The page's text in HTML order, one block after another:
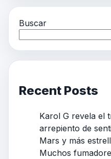
Buscar
Recent Posts
Karol G revela el
arrepiento de
Mars y más
Muchos